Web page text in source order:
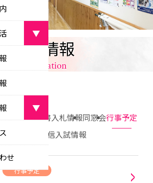
歌等
レット
止
ン
▼
動
活動
▼
せ
各種情報
information
せ各種証明書入札情報同窓会行事予定
部活動
進路通信入試情報
行事予定 >